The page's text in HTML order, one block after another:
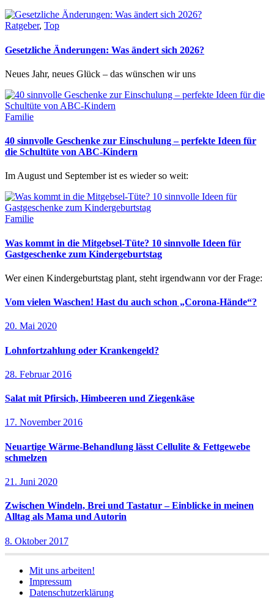
Ratgeber, Top
Gesetzliche Änderungen: Was ändert sich 2026?
Neues Jahr, neues Glück – das wünschen wir uns
Familie
40 sinnvolle Geschenke zur Einschulung – perfekte Ideen für
die Schultüte von ABC-Kindern
Im August und September ist es wieder so weit:
Familie
Was kommt in die Mitgebsel-Tüte? 10 sinnvolle Ideen für
Gastgeschenke zum Kindergeburtstag
Wer einen Kindergeburtstag plant, steht irgendwann vor der Frage:
Vom vielen Waschen! Hast du auch schon „Corona-Hände“?
20. Mai 2020
Lohnfortzahlung oder Krankengeld?
28. Februar 2016
Salat mit Pfirsich, Himbeeren und Ziegenkäse
17. November 2016
Neuartige Wärme-Behandlung lässt Cellulite & Fettgewebe
schmelzen
21. Juni 2020
Zwischen Windeln, Brei und Tastatur – Einblicke in meinen
Alltag als Mama und Autorin
8. Oktober 2017
Mit uns arbeiten!
Impressum
Datenschutzerklärung